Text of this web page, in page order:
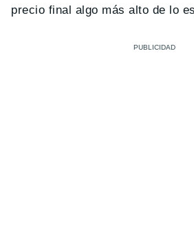
precio final algo más alto de lo